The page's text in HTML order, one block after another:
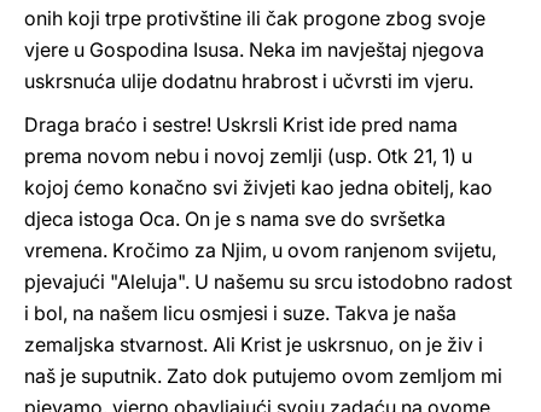
onih koji trpe protivštine ili čak progone zbog svoje
vjere u Gospodina Isusa. Neka im navještaj njegova
uskrsnuća ulije dodatnu hrabrost i učvrsti im vjeru.
Draga braćo i sestre! Uskrsli Krist ide pred nama
prema novom nebu i novoj zemlji (usp. Otk 21, 1) u
kojoj ćemo konačno svi živjeti kao jedna obitelj, kao
djeca istoga Oca. On je s nama sve do svršetka
vremena. Kročimo za Njim, u ovom ranjenom svijetu,
pjevajući "Aleluja". U našemu su srcu istodobno radost
i bol, na našem licu osmjesi i suze. Takva je naša
zemaljska stvarnost. Ali Krist je uskrsnuo, on je živ i
naš je suputnik. Zato dok putujemo ovom zemljom mi
pjevamo, vjerno obavljajući svoju zadaću na ovome